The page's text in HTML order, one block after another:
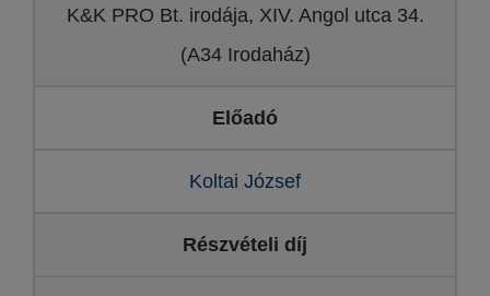
K&K PRO Bt. irodája, XIV. Angol utca 34.
(A34 Irodaház)
Előadó
Koltai József
Részvételi díj